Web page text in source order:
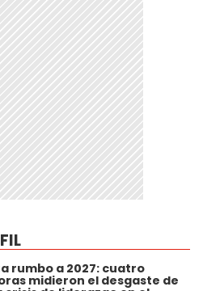
rumbo a 2027: cuatro
midieron el desgaste de